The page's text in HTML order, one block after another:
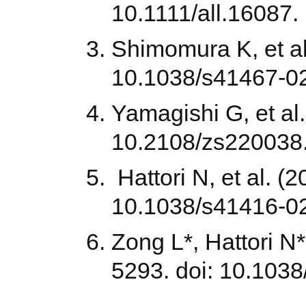
10.1111/all.16087.
Shimomura K, et
10.1038/s41467-
Yamagishi G, et
10.2108/
Hattori N, et al.
10.1038/s41416-
Zong L*, Hattori
5293. doi: